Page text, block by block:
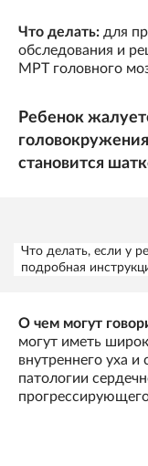
Что делать: для
обследования и
МРТ головного
Ребенок
становится
Что делать, если у
подробная
О чем могут
могут иметь
внутреннего уха и
патологии